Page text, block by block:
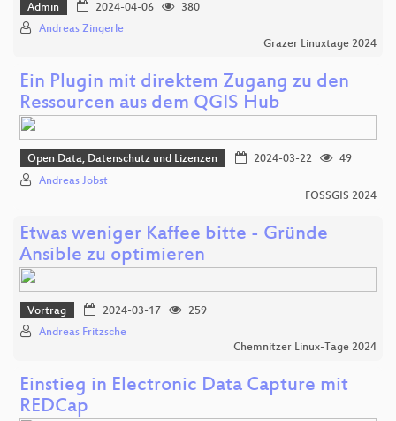
Admin 2024-04-06
380
Andreas Zingerle
Grazer Linuxtage 2024
Ein Plugin mit direktem Zugang zu den
Ressourcen aus dem QGIS Hub
Open Data, Datenschutz und Lizenzen 2024-03-22
49
Andreas Jobst
FOSSGIS 2024
Etwas weniger Kaffee bitte - Gründe
Ansible zu optimieren
Vortrag 2024-03-17
259
Andreas Fritzsche
Chemnitzer Linux-Tage 2024
Einstieg in Electronic Data Capture mit
REDCap